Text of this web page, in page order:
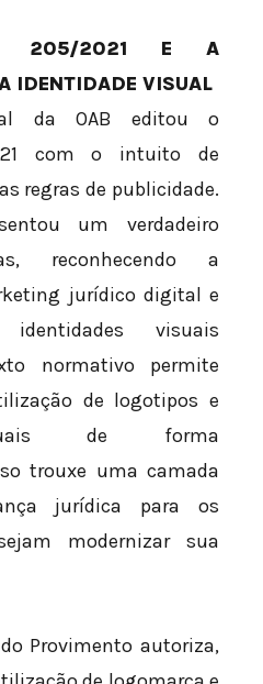
205/2021 E A
IDENTIDADE VISUAL
da OAB editou o
com o intuito de
regras de publicidade.
um verdadeiro
reconhecendo a
jurídico digital e
visuais
normativo permite
de logotipos e
de forma
trouxe uma camada
jurídica para os
modernizar sua
Provimento autoriza,